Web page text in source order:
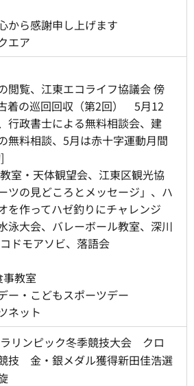
から感謝申し上げます
エア
閲覧、江東エコライフ協議会 傍
着の巡回回収（第2回） 5月12
行政書士による無料相談会、建
無料相談、5月は赤十字運動月間
室・天体観望会、江東区観光協
ツの見どころとメッセージ」、ハ
を作ってハゼ釣りにチャレンジ
泳大会、バレーボール教室、深川
ドモアソビ、落語会
教室
ー・こどもスポーツデー
ネット
ラリンピック冬季競技大会 クロ
技 金・銀メダル獲得新田佳浩選